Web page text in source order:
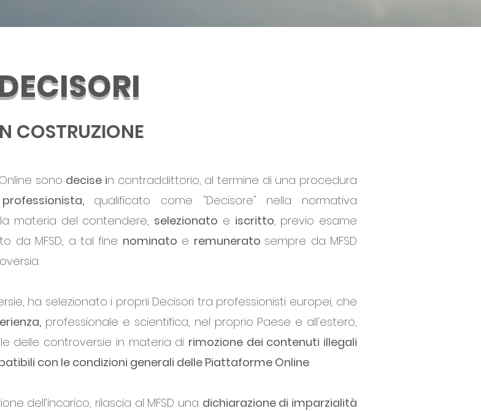
COSTRUZIONE
sono decise in contraddittorio, al termine di una procedura
professionista,qualificato come "Decisore" nella normativa
materia del contendere, selezionato e iscritto, previo esame
da MFSD, a tal fine nominato e remunerato sempre da MFSD
ha selezionato i proprii Decisori tra professionisti europei, che
professionale e scientifica, nel proprio Paese e all'estero,
delle controversie in materia di rimozione dei contenuti illegali
con le condizioni generali delle Piattaforme Online.
dell’incarico, rilascia al MFSD una dichiarazione di imparzialità